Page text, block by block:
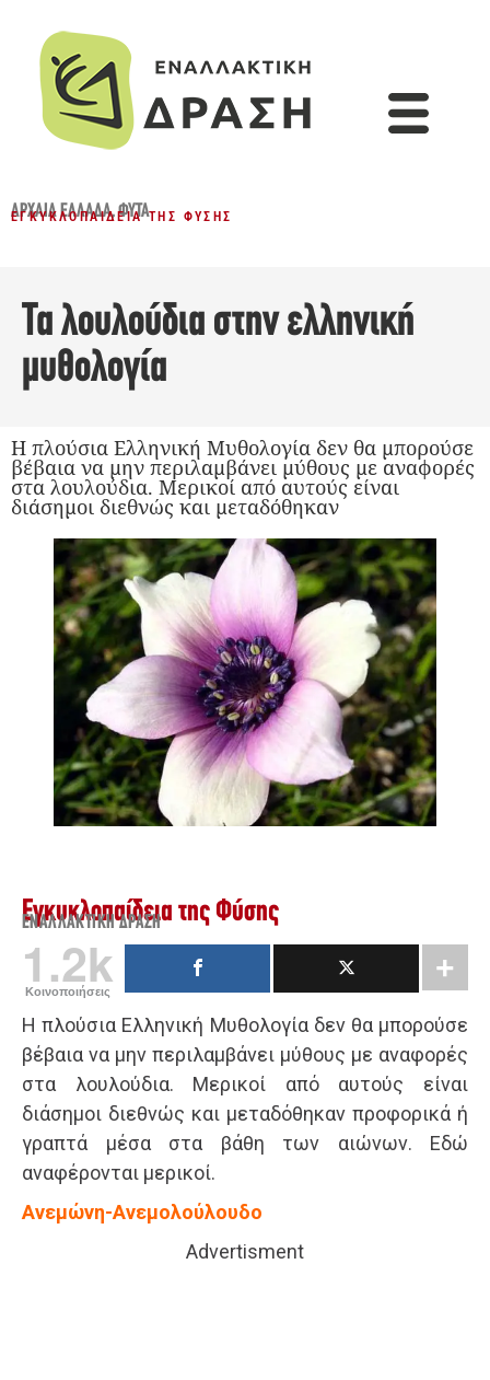
ΑΡΧΑΊΑ ΕΛΛΆΔΑ,ΦΥΤΆ
ΕΓΚΥΚΛΟΠΑΊΔΕΙΑ ΤΗΣ ΦΎΣΗΣ
Τα λουλούδια στην ελληνική
μυθολογία
Η πλούσια Ελληνική Μυθολογία δεν θα μπορούσε
βέβαια να μην περιλαμβάνει μύθους με αναφορές
στα λουλούδια. Μερικοί από αυτούς είναι
διάσημοι διεθνώς και μεταδόθηκαν
Εγκυκλοπαίδεια της Φύσης
ΕΝΑΛΛΑΚΤΙΚΉ ΔΡΆΣΗ
1.2k
Κοινοποιήσεις
Η πλούσια Ελληνική Μυθολογία δεν θα μπορούσε
βέβαια να μην περιλαμβάνει μύθους με αναφορές
στα λουλούδια. Μερικοί από αυτούς είναι
διάσημοι διεθνώς και μεταδόθηκαν προφορικά ή
γραπτά μέσα στα βάθη των αιώνων. Eδώ
αναφέρονται μερικοί.
Ανεμώνη-Ανεμολούλουδο
Advertisment